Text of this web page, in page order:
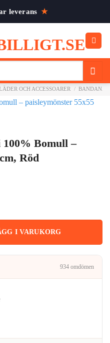
leverans ★
OCH ACCESSOARER / BANDANAS
100% Bomull –
Röd
I VARUKORG
934 omdömen